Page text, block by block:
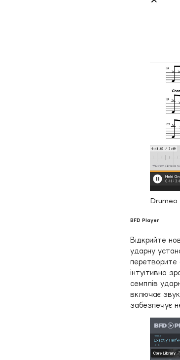
Drumeo
BFD Player
Відкрийте
ударну
перетворите
інтуїтивно
семплів
включає
забезпечує